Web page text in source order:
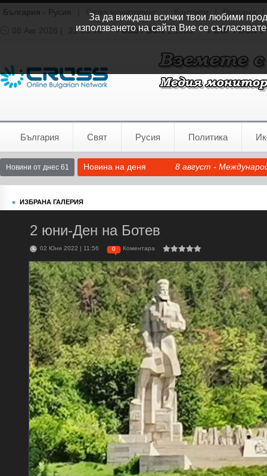
България - Русия Cross мониторинг Реклама
08 Авг 2026 |
22:33:45 USD / BGN1.1535 GBP / BGN
България Свят Русия Политика
Новини от днес 61 Новина на деня 8 август -
ИЗБРАНА ГАЛЕРИЯ
2 юни-Ден на Ботев
02 Юни 2022 | 11:56 0 Коментара
За да виждаш всички твои любими
използването на сайта Вие се